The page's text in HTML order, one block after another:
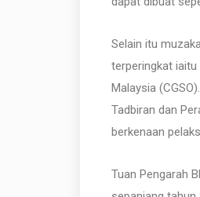
Selain itu
terperingkat iaitu
Malaysia
Tadbiran dan
berkenaan
Tuan Pengarah